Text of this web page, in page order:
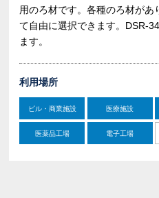
用のろ材です。各種のろ材があ
て自由に選択できます。DSR-
ます。
利用場所
ビル・商業施設 医療施設
医薬品工場 電子工場